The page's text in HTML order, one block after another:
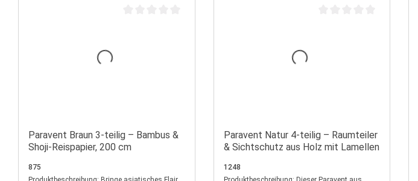
Paravent Braun 3-teilig – Bambus &
Shoji-Reispapier, 200 cm
875
Paravent Natur 4-teilig – Raumteiler
& Sichtschutz aus Holz mit Lamellen
1248